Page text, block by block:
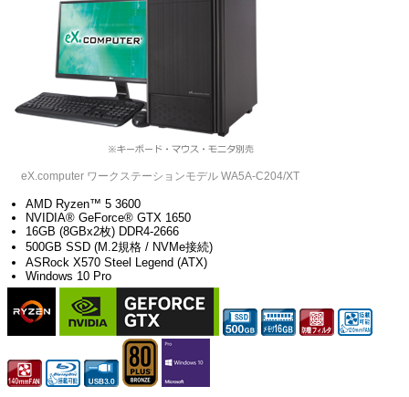
eX.computer ワークステーションモデル WA5A-C204/XT
AMD Ryzen™ 5 3600
NVIDIA® GeForce® GTX 1650
16GB (8GBx2枚) DDR4-2666
500GB SSD (M.2規格 / NVMe接続)
ASRock X570 Steel Legend (ATX)
Windows 10 Pro